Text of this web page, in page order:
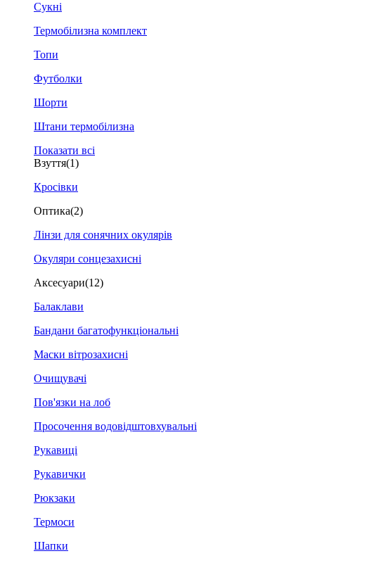
Сукні
Термобілизна комплект
Топи
Футболки
Шорти
Штани термобілизна
Показати всі
Взуття(1)
Кросівки
Оптика(2)
Лінзи для сонячних окулярів
Окуляри сонцезахисні
Аксесуари(12)
Балаклави
Бандани багатофункціональні
Маски вітрозахисні
Очищувачі
Пов'язки на лоб
Просочення водовідштовхувальні
Рукавиці
Рукавички
Рюкзаки
Термоси
Шапки